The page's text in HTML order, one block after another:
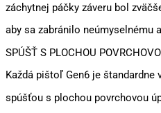
záchytnej páčky záveru bol
aby sa zabránilo neúmyselnému
SPÚŠŤ S PLOCHOU
Každá pištoľ Gen6 je štandardne
spúšťou s plochou povrchovou